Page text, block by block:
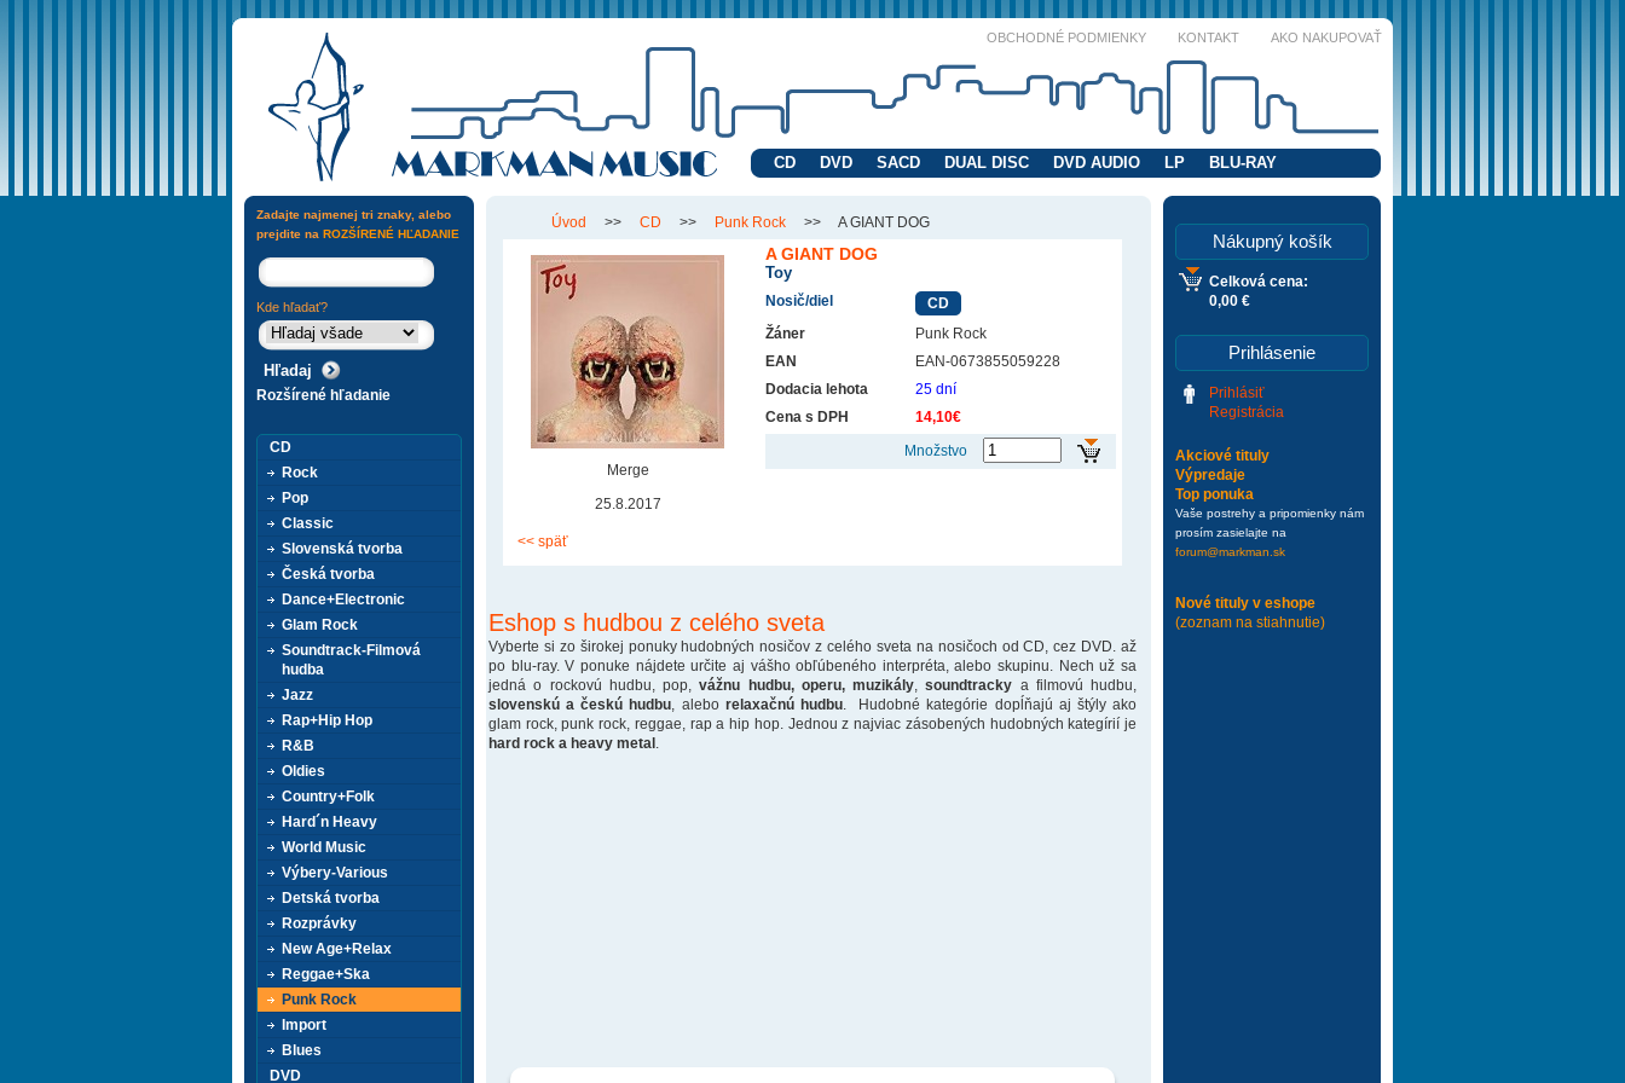
OBCHODNÉ PODMIENKY KONTAKT AKO NAKUPOVAŤ
CD DVD SACD DUAL DISC DVD AUDIO LP BLU-RAY
Úvod >> CD >> Punk Rock >> A GIANT DOG
Merge
25.8.2017
A GIANT DOG
Toy
Nosič/diel
CD
Žáner
Punk Rock
EAN
EAN-0673855059228
Dodacia lehota
25 dní
Cena s DPH
14,10€
Množstvo
<< späť
Eshop s hudbou z celého sveta
Vyberte si zo širokej ponuky hudobných nosičov z celého sveta na nosičoch od CD, cez DVD. až
po blu-ray. V ponuke nájdete určite aj vášho obľúbeného interpréta, alebo skupinu. Nech už sa
jedná o rockovú hudbu, pop,vážnu hudbu, operu, muzikály ,soundtracky a filmovú hudbu,
slovenskú a českú hudbu , alebo relaxačnú hudbu. Hudobné kategórie dopĺňajú aj štýly ako
glam rock, punk rock, reggae, rap a hip hop. Jednou z najviac zásobených hudobných kategírií je
hard rock a heavy metal
Nákupný košík
Celková cena:
0,00 €
Prihlásenie
Prihlásiť
Registrácia
Akciové tituly
Výpredaje
Top ponuka
Vaše postrehy a pripomienky nám
prosím zasielajte na
forum@markman.sk
Nové tituly v eshope
(zoznam na stiahnutie)
Zadajte najmenej tri znaky, alebo
prejdite na ROZŠÍRENÉ HĽADANIE
Kde hľadať?
Rozšírené hľadanie
CD
Rock
Pop
Classic
Slovenská tvorba
Česká tvorba
Dance+Electronic
Glam Rock
Soundtrack-Filmová
hudba
Jazz
Rap+Hip Hop
R&B
Oldies
Country+Folk
Hard´n Heavy
World Music
Výbery-Various
Detská tvorba
Rozprávky
New Age+Relax
Reggae+Ska
Punk Rock
Import
Blues
DVD